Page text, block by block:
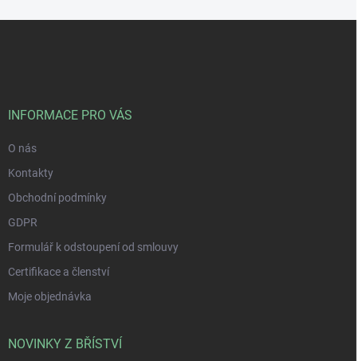
INFORMACE PRO VÁS
O nás
Kontakty
Obchodní podmínky
GDPR
Formulář k odstoupení od smlouvy
Certifikace a členství
Moje objednávka
NOVINKY Z BŘÍSTVÍ